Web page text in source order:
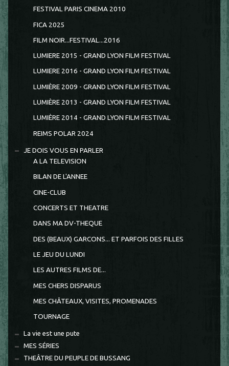
FESTIVAL PARIS CINEMA 2010
FICA 2025
FILM NOIR...FESTIVAL...2016
LUMIERE 2015 - GRAND LYON FILM FESTIVAL
LUMIERE 2016 - GRAND LYON FILM FESTIVAL
LUMIÈRE 2009 - GRAND LYON FILM FESTIVAL
LUMIÈRE 2013 - GRAND LYON FILM FESTIVAL
LUMIÈRE 2014 - GRAND LYON FILM FESTIVAL
REIMS POLAR 2024
JE DOIS VOUS EN PARLER
A LA TELEVISION
BILAN DE L'ANNEE
CINE-CLUB
CONCERTS ET THEATRE
DANS MA DV-THEQUE
DES (BEAUX) GARCONS... ET PARFOIS DES FILLES
LE JEU DU LUNDI
LES AUTRES FILMS DE...
MES CHERS DISPARUS
MES CHÂTEAUX, VISITES, PROMENADES
TOURNAGE
La vie est une pute
MES SÉRIES
THEÂTRE DU PEUPLE DE BUSSANG